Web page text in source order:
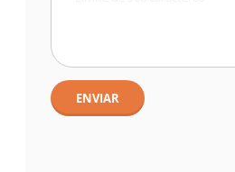
ENVIAR